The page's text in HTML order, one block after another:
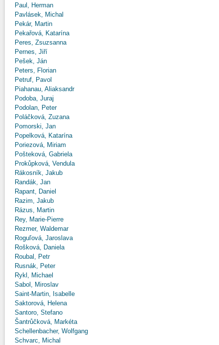
Paul, Herman
Pavlásek, Michal
Pekár, Martin
Pekařová, Katarína
Peres, Zsuzsanna
Pernes, Jiří
Pešek, Ján
Peters, Florian
Petruf, Pavol
Piahanau, Aliaksandr
Podoba, Juraj
Podolan, Peter
Poláčková, Zuzana
Pomorski, Jan
Popelková, Katarína
Poriezová, Miriam
Pošteková, Gabriela
Prokůpková, Vendula
Rákosník, Jakub
Randák, Jan
Rapant, Daniel
Razim, Jakub
Rázus, Martin
Rey, Marie-Pierre
Rezmer, Waldemar
Roguľová, Jaroslava
Rošková, Daniela
Roubal, Petr
Rusnák, Peter
Rykl, Michael
Sabol, Miroslav
Saint-Martin, Isabelle
Saktorová, Helena
Santoro, Stefano
Šantrůčková, Markéta
Schellenbacher, Wolfgang
Schvarc, Michal